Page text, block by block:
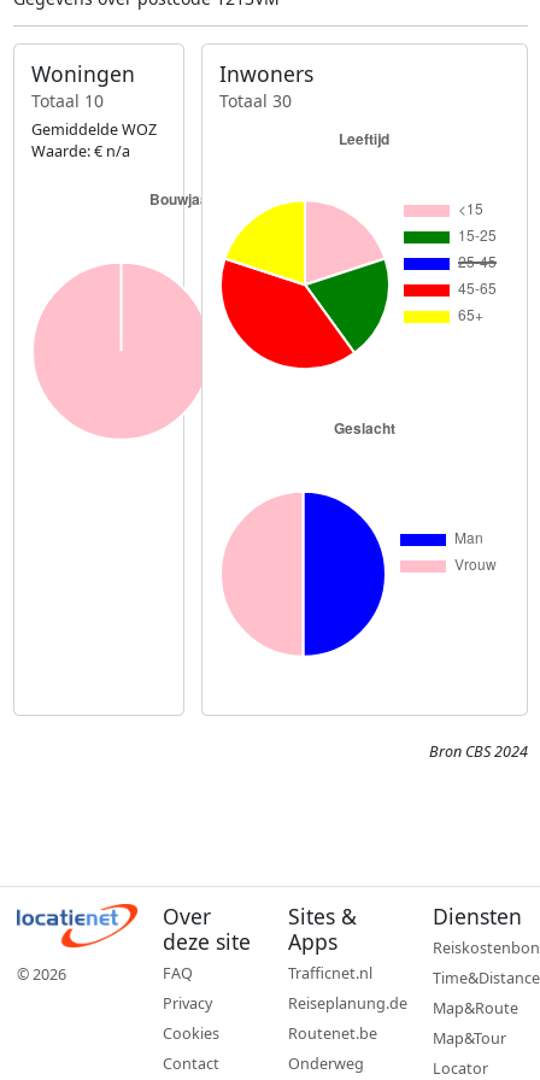
Woningen
Totaal 10
Gemiddelde WOZ
Waarde: € n/a
Inwoners
Totaal 30
Bron CBS 2024
© 2026
Over
deze site
FAQ
Privacy
Cookies
Contact
Sites &
Apps
Trafficnet.nl
Reiseplanung.de
Routenet.be
Onderweg
Diensten
Reiskostenbon
Time&Distance
Map&Route
Map&Tour
Locator